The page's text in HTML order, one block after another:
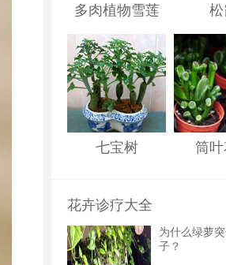
多肉植物雪莲 松
七宝树 筒叶
花卉诊疗大全
为什么绿萝
子？